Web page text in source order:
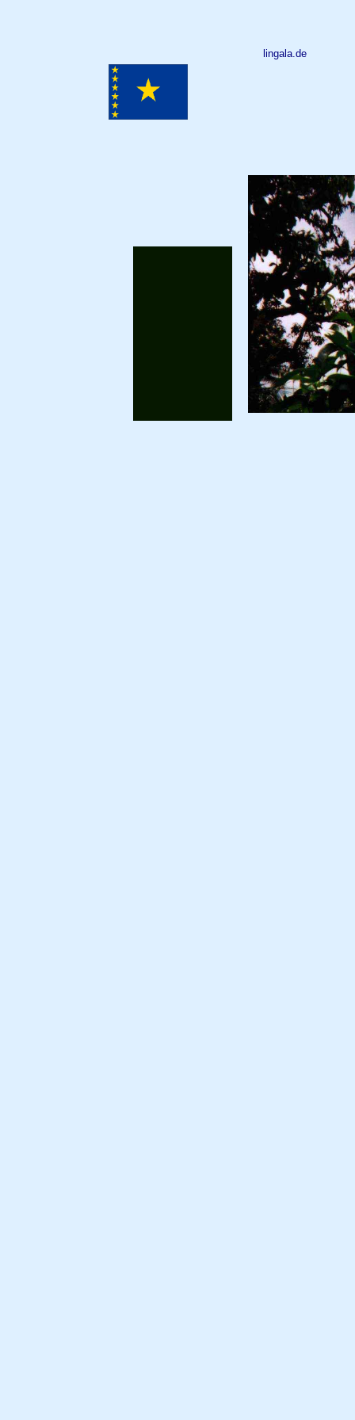
lingala.de